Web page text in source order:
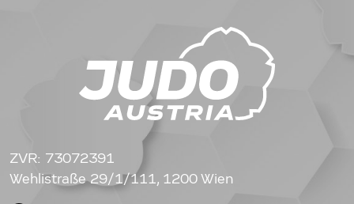
ZVR: 73072391
Wehlistraße 29/1/111, 1200 Wien